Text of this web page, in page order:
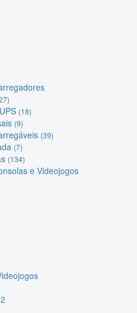
(18)
(9)
(39)
(7)
(134)
e Videojogos